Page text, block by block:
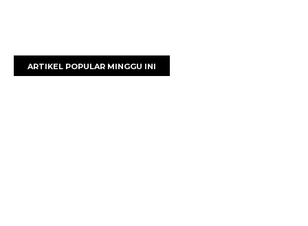
ARTIKEL POPULAR MINGGU INI